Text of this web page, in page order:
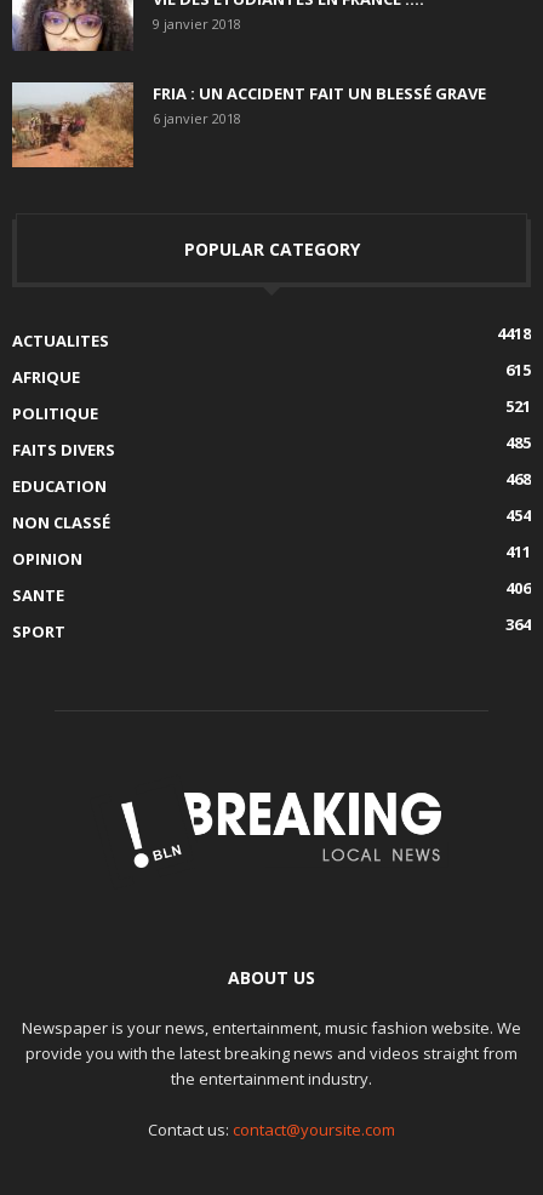
9 janvier 2018
FRIA : UN ACCIDENT FAIT UN BLESSÉ GRAVE
6 janvier 2018
POPULAR CATEGORY
ACTUALITES
4418
AFRIQUE
615
POLITIQUE
521
FAITS DIVERS
485
EDUCATION
468
NON CLASSÉ
454
OPINION
411
SANTE
406
SPORT
364
ABOUT US
Newspaper is your news, entertainment, music fashion website. We
provide you with the latest breaking news and videos straight from
the entertainment industry.
Contact us: contact@yoursite.com